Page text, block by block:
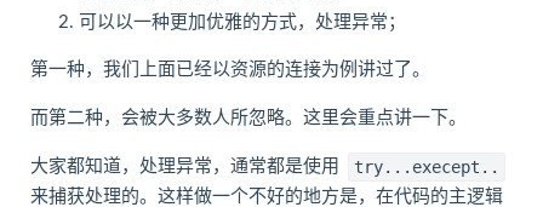
可以以一种更加优雅的方式，处理异常；
第一种，我们上面已经以资源的连接为例讲过了。
而第二种，会被大多数人所忽略。这里会重点讲一下。
大家都知道，处理异常，通常都是使用 try...execept..
来捕获处理的。这样做一个不好的地方是，在代码的主逻辑